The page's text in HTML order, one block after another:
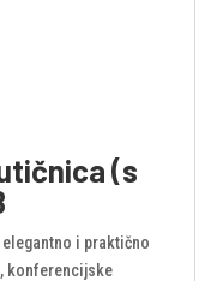
(s
i praktično
konferencijske